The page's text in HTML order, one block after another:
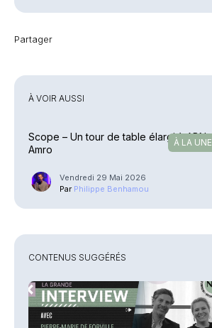
Partager
À VOIR AUSSI
À LA UNE
Scope – Un tour de table élargi à ABN
Amro
Vendredi 29 Mai 2026
Par Philippe Benhamou
CONTENUS SUGGÉRÉS